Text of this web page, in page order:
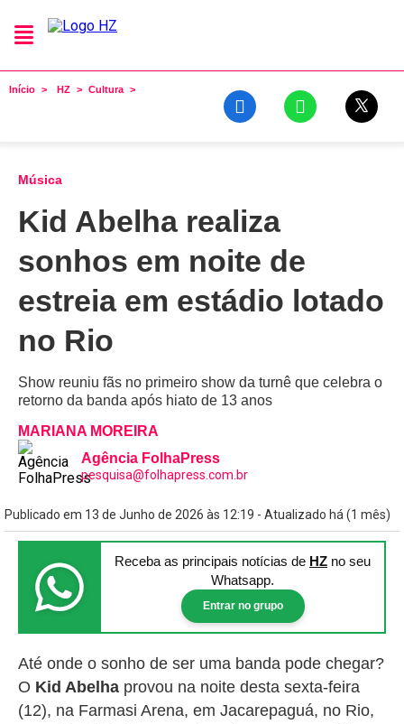
Início HZ Cultura
Música
Kid Abelha realiza
sonhos em noite de
estreia em estádio lotado
no Rio
Show reuniu fãs no primeiro show da turnê que celebra o
retorno da banda após hiato de 13 anos
MARIANA MOREIRA
Agência FolhaPress
pesquisa@folhapress.com.br
Publicado em 13 de Junho de 2026 às 12:19 - Atualizado há (1 mês)
Receba as principais notícias de HZ no seu
Whatsapp.
Entrar no grupo
Até onde o sonho de ser uma banda pode chegar?
O Kid Abelha provou na noite desta sexta-feira
(12), na Farmasi Arena, em Jacarepaguá, no Rio,